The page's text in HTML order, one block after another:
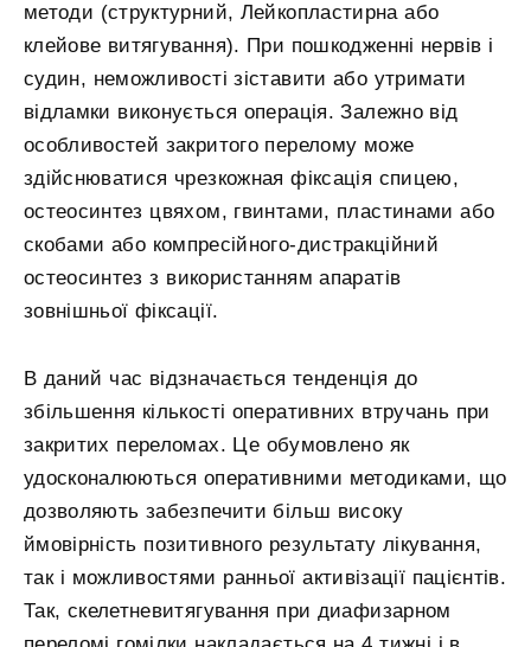
методи (структурний, Лейкопластирна або
клейове витягування). При пошкодженні нервів і
судин, неможливості зіставити або утримати
відламки виконується операція. Залежно від
особливостей закритого перелому може
здійснюватися чрезкожная фіксація спицею,
остеосинтез цвяхом, гвинтами, пластинами або
скобами або компресійного-дистракційний
остеосинтез з використанням апаратів
зовнішньої фіксації.
В даний час відзначається тенденція до
збільшення кількості оперативних втручань при
закритих переломах. Це обумовлено як
удосконалюються оперативними методиками, що
дозволяють забезпечити більш високу
ймовірність позитивного результату лікування,
так і можливостями ранньої активізації пацієнтів.
Так, скелетневитягування при диафизарном